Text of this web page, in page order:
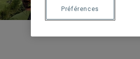
Préférences